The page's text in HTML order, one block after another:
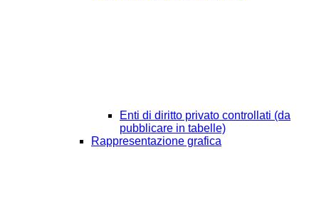
Enti di diritto privato controllati (da
pubblicare in tabelle)
Rappresentazione grafica